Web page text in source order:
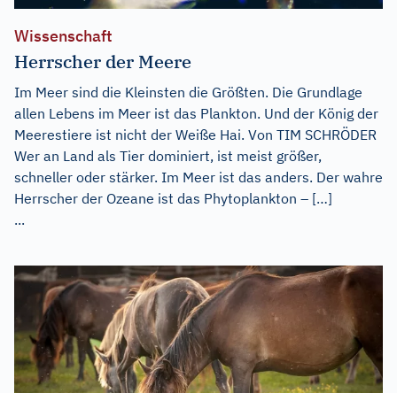
Wissenschaft
Herrscher der Meere
Im Meer sind die Kleinsten die Größten. Die Grundlage
allen Lebens im Meer ist das Plankton. Und der König der
Meerestiere ist nicht der Weiße Hai. Von TIM SCHRÖDER
Wer an Land als Tier dominiert, ist meist größer,
schneller oder stärker. Im Meer ist das anders. Der wahre
Herrscher der Ozeane ist das Phytoplankton – […]
...